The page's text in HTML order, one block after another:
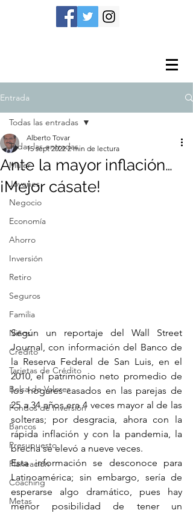
Entrada
Todas las entradas
Mujer
Jóvenes
Negocio
Economía
Ahorro
Inversión
Retiro
Seguros
Familia
Niños
Crédito
Tarjetas de Crédito
Bolsa de Valores
Fondos de Inversión
Bancos
Presupuesto
Planeación
Coaching
Metas
Todas las entradas
Ante la mayor inflación…
¡Mejor cásate!
Alberto Tovar
15 sept 2022 2 min de lectura
Según un reportaje del Wall Street
Journal, con información del Banco de
la Reserva Federal de San Luis, en el
2010, el patrimonio neto promedio de
los hogares casados en las parejas de
25 a 34 años era 4 veces mayor al de las
solteras; por desgracia, ahora con la
rápida inflación y con la pandemia, la
brecha se elevó a nueve veces.
Esta información se desconoce para
Latinoamérica; sin embargo, sería de
esperarse algo dramático, pues hay
menor posibilidad de tener un